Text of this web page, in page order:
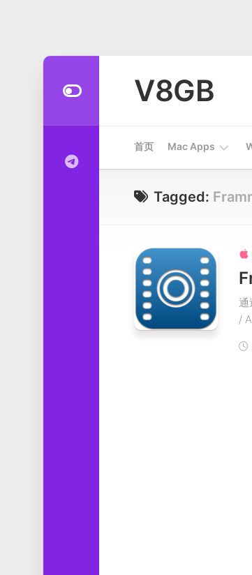
V8GB
首页 Mac Apps
Apps
工
系
统
具
Tagged:

通
/